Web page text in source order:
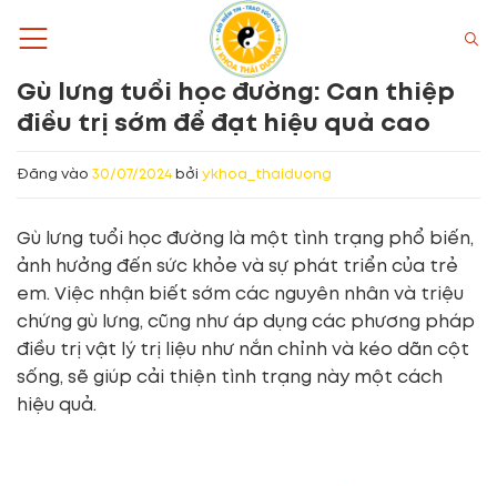
qua
dung
Gù lưng tuổi học đường: Can thiệp
điều trị sớm để đạt hiệu quả cao
Đăng vào 30/07/2024 bởi ykhoa_thaiduong
Gù lưng tuổi học đường là một tình trạng phổ biến,
ảnh hưởng đến sức khỏe và sự phát triển của trẻ
em. Việc nhận biết sớm các nguyên nhân và triệu
chứng gù lưng, cũng như áp dụng các phương pháp
điều trị vật lý trị liệu như nắn chỉnh và kéo dãn cột
sống, sẽ giúp cải thiện tình trạng này một cách
hiệu quả.